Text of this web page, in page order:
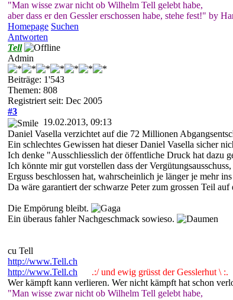
"Man wisse zwar nicht ob Wilhelm Tell gelebt habe,
aber dass er den Gessler erschossen habe, stehe fest!" by
Homepage Suchen
Antworten
Tell
Admin
Beiträge: 1'543
Themen: 808
Registriert seit: Dec 2005
#3
19.02.2013, 09:13
Daniel Vasella verzichtet auf die 72 Millionen
Ein schlechtes Gewissen hat dieser Daniel Vasella sicher
Ich denke "Ausschliesslich der öffentliche Druck hat dazu
Ich könnte mir gut vorstellen dass der
Erguss beschlossen hat, wahrscheinlich je länger je mehr
Da wäre garantiert der schwarze Peter zum grossen Teil
Die Empörung bleibt.
Ein überaus fahler Nachgeschmack sowieso.
cu Tell
http://www.Tell.ch
http://www.Tell.ch
.:/ und ewig grüsst der Gesslerhut \ :.
Wer kämpft kann verlieren. Wer nicht kämpft hat schon
"Man wisse zwar nicht ob Wilhelm Tell gelebt habe,